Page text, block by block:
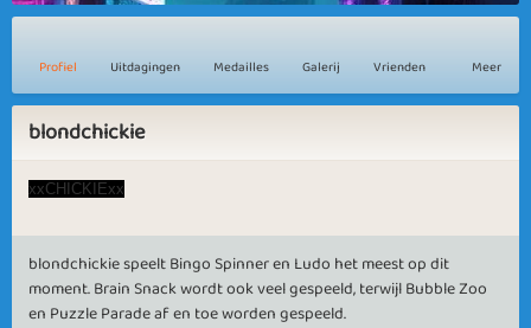
Profiel Uitdagingen Medailles Galerij Vrienden Meer
blondchickie
xxCHICKIExx
blondchickie speelt Bingo Spinner en Ludo het meest op dit
moment. Brain Snack wordt ook veel gespeeld, terwijl Bubble Zoo
en Puzzle Parade af en toe worden gespeeld.